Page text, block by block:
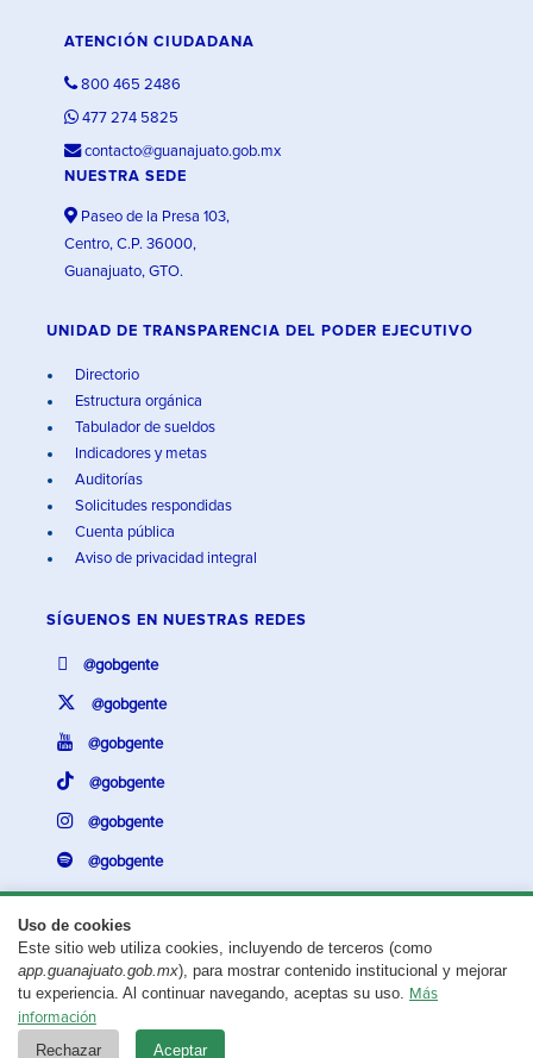
Uso de cookies
Este sitio web utiliza cookies, incluyendo de terceros (como
app.guanajuato.gob.mx), para mostrar contenido institucional y mejorar
tu experiencia. Al continuar navegando, aceptas su uso. Más
información
Rechazar Aceptar
ATENCIÓN CIUDADANA
800 465 2486
477 274 5825
contacto@guanajuato.gob.mx
NUESTRA SEDE
Paseo de la Presa 103,
Centro, C.P. 36000,
Guanajuato, GTO.
UNIDAD DE TRANSPARENCIA DEL PODER EJECUTIVO
Directorio
Estructura orgánica
Tabulador de sueldos
Indicadores y metas
Auditorías
Solicitudes respondidas
Cuenta pública
Aviso de privacidad integral
SÍGUENOS EN NUESTRAS REDES
@gobgente
@gobgente
@gobgente
@gobgente
@gobgente
@gobgente
¿Existe algún problema con esta página?Repórtalo aquí.
Aviso legal